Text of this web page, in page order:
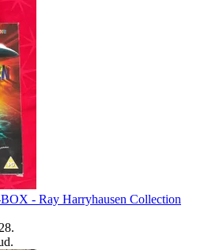
- Ray Harryhausen Collection
.
.